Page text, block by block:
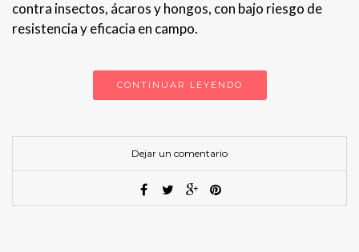
contra insectos, ácaros y hongos, con bajo riesgo de
resistencia y eficacia en campo.
CONTINUAR LEYENDO
Dejar un comentario